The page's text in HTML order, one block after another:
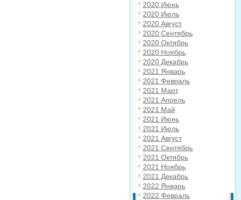
2020 Июнь
2020 Июль
2020 Август
2020 Сентябрь
2020 Октябрь
2020 Ноябрь
2020 Декабрь
2021 Январь
2021 Февраль
2021 Март
2021 Апрель
2021 Май
2021 Июнь
2021 Июль
2021 Август
2021 Сентябрь
2021 Октябрь
2021 Ноябрь
2021 Декабрь
2022 Январь
2022 Февраль